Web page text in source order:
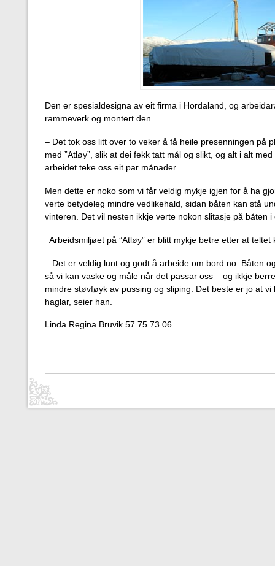
Den er spesialdesigna av eit firma i Hordaland, og
rammeverk og montert den.
– Det tok oss litt over to veker å få heile presenningen på
med ”Atløy”, slik at dei fekk tatt mål og slikt, og alt i alt
arbeidet teke oss eit par månader.
Men dette er noko som vi får veldig mykje igjen for å ha
verte betydeleg mindre vedlikehald, sidan båten kan stå
vinteren. Det vil nesten ikkje verte nokon slitasje på båten
Arbeidsmiljøet på ”Atløy” er blitt mykje betre etter at teltet
– Det er veldig lunt og godt å arbeide om bord no. Båten
så vi kan vaske og måle når det passar oss – og ikkje
mindre støvføyk av pussing og sliping. Det beste er jo at
haglar, seier han.
Linda Regina Bruvik 57 75 73 06